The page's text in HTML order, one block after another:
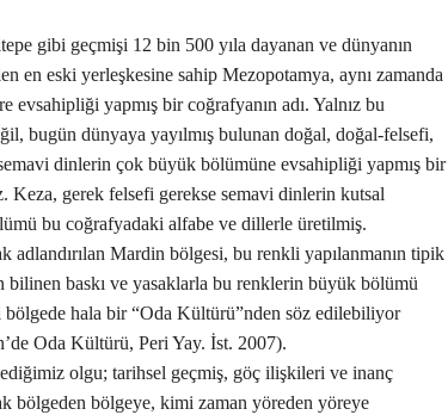
gibi geçmişi 12 bin 500 yıla dayanan ve dünyanın
en eski yerleşkesine sahip Mezopotamya, aynı zamanda
evsahipliği yapmış bir coğrafyanın adı. Yalnız bu
bugün dünyaya yayılmış bulunan doğal, doğal-felsefi,
semavi dinlerin çok büyük bölümüne evsahipliği yapmış bir
Keza, gerek felsefi gerekse semavi dinlerin kutsal
bu coğrafyadaki alfabe ve dillerle üretilmiş.
adlandırılan Mardin bölgesi, bu renkli yapılanmanın tipik
baskı ve yasaklarla bu renklerin büyük bölümü
bölgede hala bir “Oda Kültürü”nden söz edilebiliyor
Oda Kültürü, Peri Yay. İst. 2007).
olgu; tarihsel geçmiş, göç ilişkileri ve inanç
bölgeden bölgeye, kimi zaman yöreden yöreye